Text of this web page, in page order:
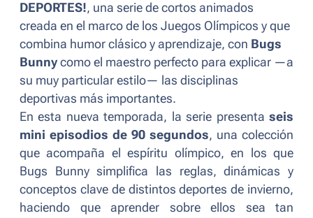
DEPORTES!, una serie de cortos animados
creada en el marco de los Juegos Olímpicos y que
combina humor clásico y aprendizaje, con Bugs
Bunny como el maestro perfecto para explicar —a
su muy particular estilo— las disciplinas
deportivas más importantes.
En esta nueva temporada, la serie presenta seis
mini episodios de 90 segundos, una colección
que acompaña el espíritu olímpico, en los que
Bugs Bunny simplifica las reglas, dinámicas y
conceptos clave de distintos deportes de invierno,
haciendo que aprender sobre ellos sea tan